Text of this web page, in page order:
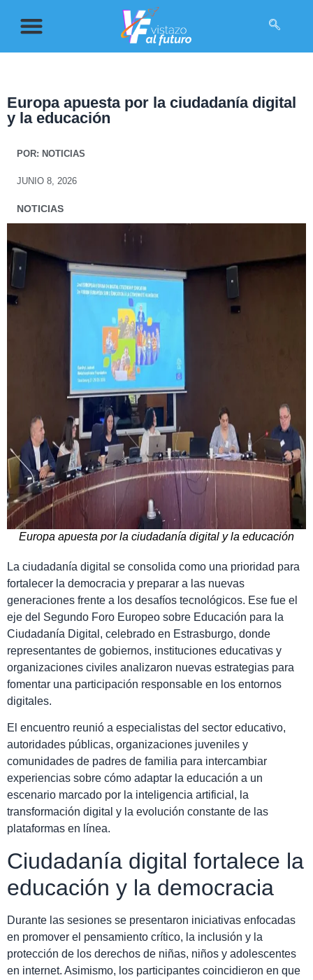
Europa apuesta por la ciudadanía digital
y la educación
POR: NOTICIAS
JUNIO 8, 2026
NOTICIAS
Europa apuesta por la ciudadanía digital y la educación
La ciudadanía digital se consolida como una prioridad para
fortalecer la democracia y preparar a las nuevas
generaciones frente a los desafíos tecnológicos. Ese fue el
eje del Segundo Foro Europeo sobre Educación para la
Ciudadanía Digital, celebrado en Estrasburgo, donde
representantes de gobiernos, instituciones educativas y
organizaciones civiles analizaron nuevas estrategias para
fomentar una participación responsable en los entornos
digitales.
El encuentro reunió a especialistas del sector educativo,
autoridades públicas, organizaciones juveniles y
comunidades de padres de familia para intercambiar
experiencias sobre cómo adaptar la educación a un
escenario marcado por la inteligencia artificial, la
transformación digital y la evolución constante de las
plataformas en línea.
Ciudadanía digital fortalece la
educación y la democracia
Durante las sesiones se presentaron iniciativas enfocadas
en promover el pensamiento crítico, la inclusión y la
protección de los derechos de niñas, niños y adolescentes
en internet. Asimismo, los participantes coincidieron en que